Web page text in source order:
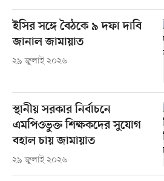
ইসির সঙ্গে বৈঠকে ৯ দফা দাবি
জানাল জামায়াত
২৯ জুলাই ২০২৬
স্থানীয় সরকার নির্বাচনে
এমপিওভুক্ত শিক্ষকদের সুযোগ
বহাল চায় জামায়াত
২৯ জুলাই ২০২৬